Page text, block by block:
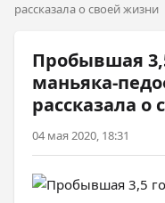
рассказала о своей жизни
Пробывшая
маньяка-
рассказала о
04 мая 2020, 18:31